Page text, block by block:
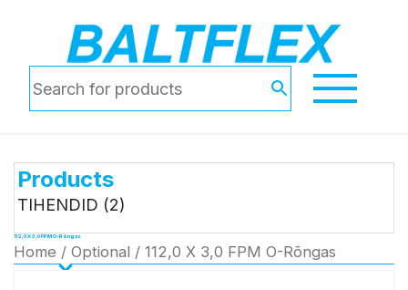
Products
TIHENDID (2)
112,0 X 3,0 FPM O-Rõngas
Home / Optional / 112,0 X 3,0 FPM O-Rõngas